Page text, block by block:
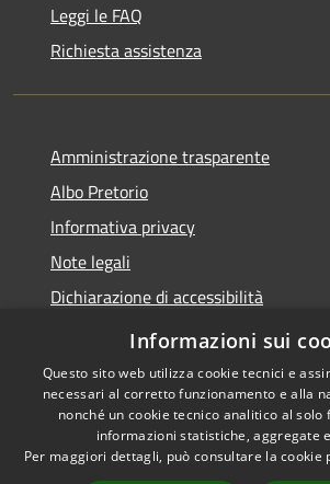
Leggi le FAQ
Richiesta assistenza
Amministrazione trasparente
Albo Pretorio
Informativa privacy
Note legali
Dichiarazione di accessibilità
Obiettivi di accessibilità
Accessibilità
Informazioni sui
Questo sito web utilizza cookie tecnici e
necessari al corretto funzionamento e alla
nonché un cookie tecnico analitico al solo
informazioni statistiche, aggregate
Per maggiori dettagli, può consultare la cookie